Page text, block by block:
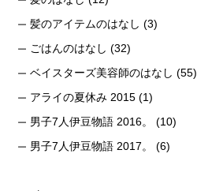
髪のアイテムのはなし (3)
ごはんのはなし (32)
ベイスターズ美容師のはなし (55)
アライの夏休み 2015 (1)
男子7人伊豆物語 2016。
(10)
男子7人伊豆物語 2017。
(6)